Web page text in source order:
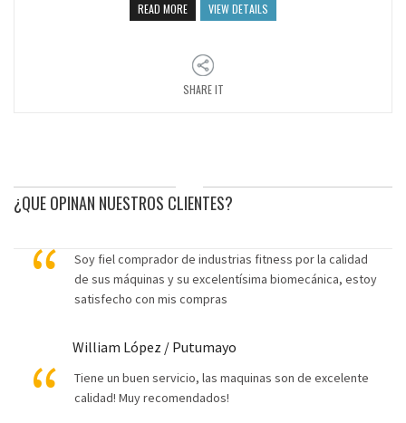
READ MORE VIEW DETAILS
SHARE IT
¿QUE OPINAN NUESTROS CLIENTES?
Soy fiel comprador de industrias fitness por la calidad
de sus máquinas y su excelentísima biomecánica, estoy
satisfecho con mis compras
William López / Putumayo
Tiene un buen servicio, las maquinas son de excelente
calidad! Muy recomendados!